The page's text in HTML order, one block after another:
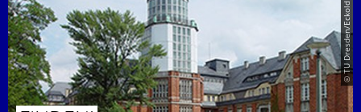
© TU Dresden/Eckold